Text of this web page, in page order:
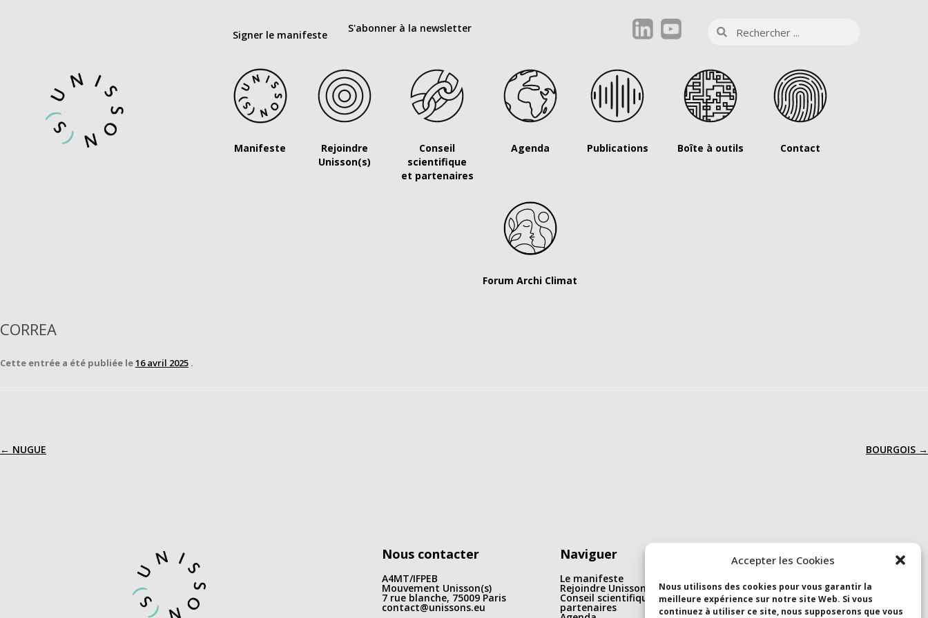
Accepter les Cookies
Nous utilisons des cookies pour vous garantir la
meilleure expérience sur notre site Web. Si vous
continuez à utiliser ce site, nous supposerons que vous
Signer le manifeste
S'abonner à la newsletter
Manifeste
Rejoindre
Unisson(s)
Conseil
scientifique
et partenaires
Agenda Publications Boîte à outils Contact
Forum Archi Climat
CORREA
Cette entrée a été publiée le16 avril 2025 .
Navigation
← NUGUE BOURGOIS →
Nous contacter
A4MT/IFPEB
Mouvement Unisson(s)
7 rue blanche, 75009 Paris
contact@unissons.eu
Naviguer
Le manifeste
Rejoindre Unisson(s)
Conseil scientifique et
partenaires
Nous suivre
S’abonner à la newsletter
Youtube